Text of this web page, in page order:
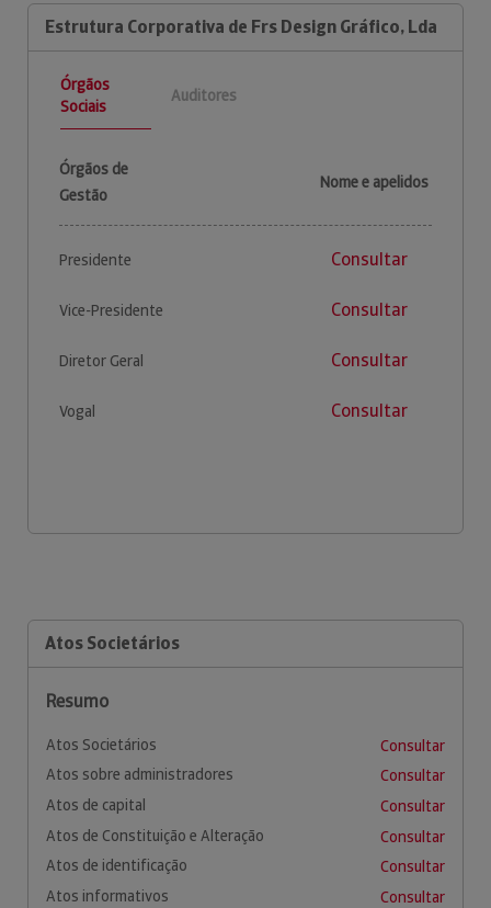
Estrutura Corporativa de Frs Design Gráfico, Lda
Órgãos
Sociais
Auditores
Órgãos de
Gestão
Nome e apelidos
Presidente Consultar
Vice-Presidente Consultar
Diretor Geral Consultar
Vogal Consultar
Atos Societários
Resumo
Atos Societários
Consultar
Atos sobre administradores
Consultar
Atos de capital
Consultar
Atos de Constituição e Alteração
Consultar
Atos de identificação
Consultar
Atos informativos
Consultar